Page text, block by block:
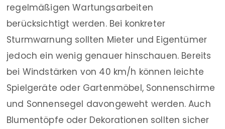
regelmäßigen Wartungsarbeiten
berücksichtigt werden. Bei konkreter
Sturmwarnung sollten Mieter und Eigentümer
jedoch ein wenig genauer hinschauen. Bereits
bei Windstärken von 40 km/h können leichte
Spielgeräte oder Gartenmöbel, Sonnenschirme
und Sonnensegel davongeweht werden. Auch
Blumentöpfe oder Dekorationen sollten sicher